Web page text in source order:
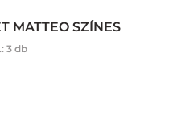
MATTEO SZÍNES
3 db